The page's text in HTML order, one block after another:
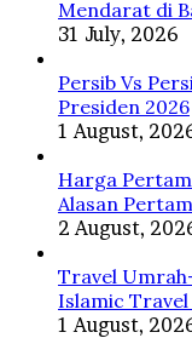
PrabowoMendarat di
31 July, 2026
Persib Vs
Presiden 2026
1 August,
Harga
Alasan
2 August,
Travel
Islamic
1 August,